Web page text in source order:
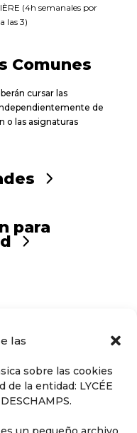
las
sobre las cookies
la entidad: LYCÉE
(4h semanales por
las 3)
Comunes
cursar las
de
o las asignaturas
para